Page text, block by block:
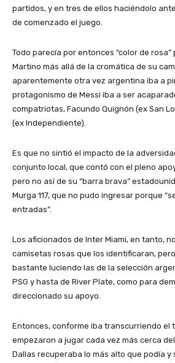
partidos, y en tres de ellos haciéndolo
de comenzado el juego.
Todo parecía por entonces “color de rosa”
Martino más allá de la cromática de su
aparentemente otra vez argentina iba a
protagonismo de Messi iba a ser
compatriotas, Facundo Quignón (ex San
(ex Independiente).
Es que no sintió el impacto de la
conjunto local, que contó con el pleno
pero no así de su “barra brava”
Murga 117, que no pudo ingresar porque
entradas”.
Los aficionados de Inter Miami, en tanto,
camisetas rosas que los identificaran,
bastante luciendo las de la selección
PSG y hasta de River Plate, como para
direccionado su apoyo.
Entonces, conforme iba transcurriendo el
empezaron a jugar cada vez más cerca
Dallas recuperaba lo más alto que podía y